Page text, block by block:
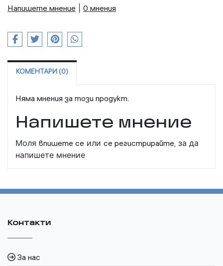
Напишете мнение
0 мнения
КОМЕНТАРИ (0)
Няма мнения за този продукт.
Напишете мнение
Моля впишете се или се регистрирайте, за да
напишете мнение
Контакти
За нас